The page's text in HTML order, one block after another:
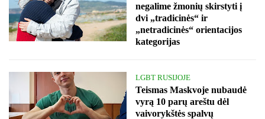
negalime žmonių skirstyti į
dvi „tradicinės“ ir
„netradicinės“ orientacijos
kategorijas
LGBT RUSIJOJE
Teismas Maskvoje nubaudė
vyrą 10 parų areštu dėl
vaivorykštės spalvų